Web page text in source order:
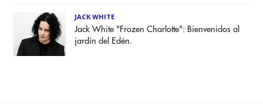
JACK WHITE
Jack White "Frozen Charlotte": Bienvenidos al
jardín del Edén.